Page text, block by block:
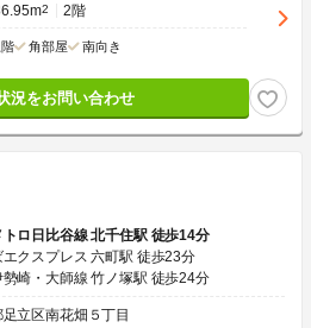
2 2階
角部屋 南向き
況をお問い合わせ
ロ日比谷線 北千住駅 徒歩14分
クスプレス 六町駅 徒歩23分
崎・大師線 竹ノ塚駅 徒歩24分
立区南花畑５丁目